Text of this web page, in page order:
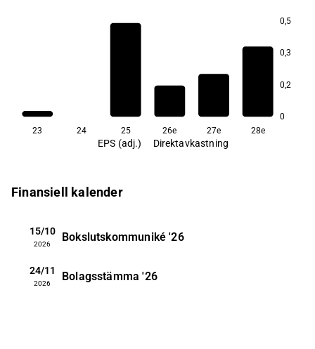
0,5
0,3
0,2
0
23
24 25 26e 27e 28e
EPS (adj.) Direktavkastning
Finansiell kalender
15/10
2026
Bokslutskommuniké '26
24/11
2026
Bolagsstämma '26